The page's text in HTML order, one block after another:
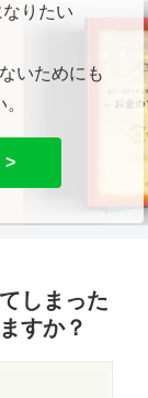
りたい
いためにも
>
しまった
すか？